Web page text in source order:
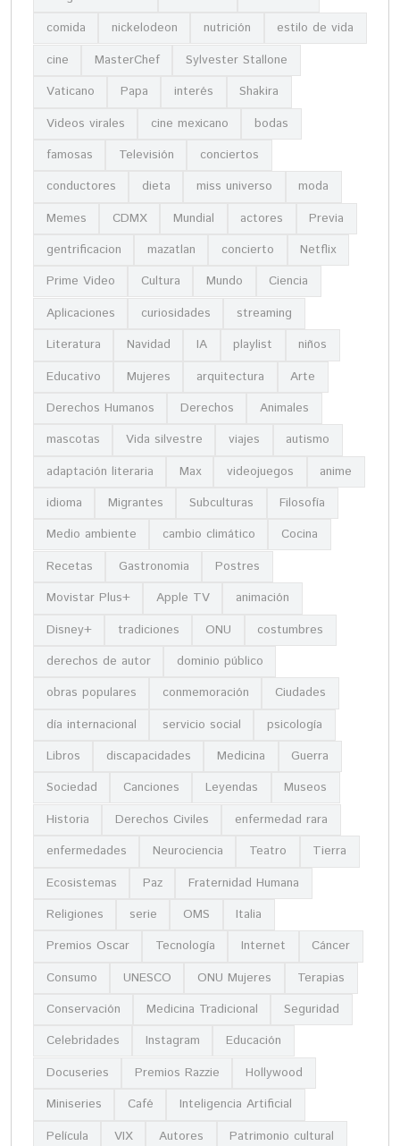
comida
nickelodeon nutrición
estilo de vida
cine
MasterChef
Sylvester Stallone
Vaticano
Papa interés
Shakira
Videos virales
cine mexicano
bodas
famosas
Televisión
conciertos
conductores
dieta miss universo
moda
Memes
CDMX Mundial actores
Previa
gentrificacion
mazatlan concierto
Netflix
Prime Video
Cultura Mundo
Ciencia
Aplicaciones
curiosidades
streaming
Literatura
Navidad IA playlist
niños
Educativo
Mujeres arquitectura
Arte
Derechos Humanos
Derechos
Animales
mascotas
Vida silvestre viajes
autismo
adaptación literaria
Max videojuegos
anime
idioma
Migrantes Subculturas
Filosofía
Medio ambiente
cambio climático
Cocina
Recetas
Gastronomia
Postres
Movistar Plus+
Apple TV
animación
Disney+
tradiciones ONU
costumbres
derechos de autor
dominio público
obras populares
conmemoración
Ciudades
día internacional
servicio social
psicología
Libros
discapacidades Medicina
Guerra
Sociedad
Canciones Leyendas
Museos
Historia
Derechos Civiles
enfermedad rara
enfermedades
Neurociencia Teatro
Tierra
Ecosistemas
Paz
Fraternidad Humana
Religiones
serie OMS
Italia
Premios Oscar
Tecnología Internet
Cáncer
Consumo
UNESCO ONU Mujeres
Terapias
Conservación
Medicina Tradicional
Seguridad
Celebridades
Instagram
Educación
Docuseries
Premios Razzie
Hollywood
Miniseries
Café
Inteligencia Artificial
Película
VIX Autores
Patrimonio cultural